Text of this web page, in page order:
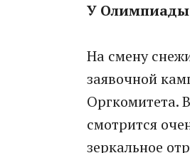
У Олимпиады
На смену
заявочной
Оргкомитета.
смотрится
зеркальное